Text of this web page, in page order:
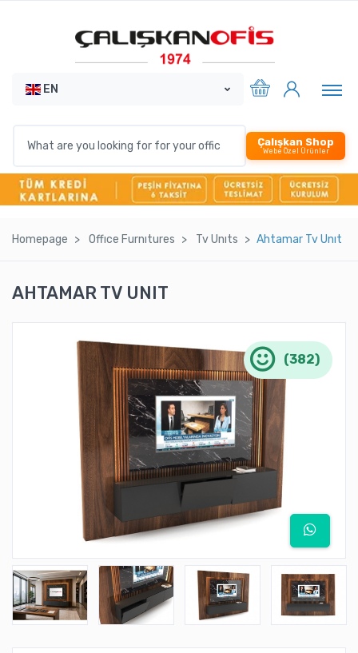
EN
Çalışkan Shop
Webe Özel Ürünler
Homepage Offıce Furnıtures Tv Unıts Ahtamar Tv Unıt
AHTAMAR TV UNIT
(382)